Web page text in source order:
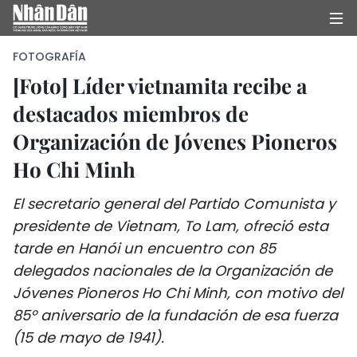
INICIO
POLÍTICA
SOCIEDAD
SALUD - MEDIO AMBIENTE
CULTURA - ENTRETENIMIENTO
INTERNACIONAL
FOTOGRAFÍA
[Foto] Líder vietnamita recibe a
destacados miembros de
Organización de Jóvenes Pioneros
Ho Chi Minh
El secretario general del Partido Comunista y
presidente de Vietnam, To Lam, ofreció esta
tarde en Hanói un encuentro con 85
delegados nacionales de la Organización de
Jóvenes Pioneros Ho Chi Minh, con motivo del
85º aniversario de la fundación de esa fuerza
(15 de mayo de 1941).